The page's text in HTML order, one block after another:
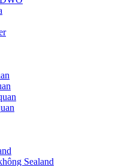
Sealand